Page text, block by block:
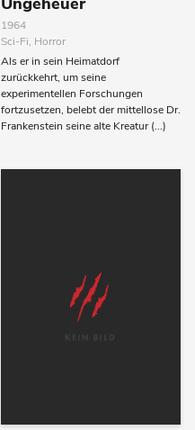
1964
Sci-Fi, Horror
Als er in sein Heimatdorf
zurückkehrt, um seine
experimentellen Forschungen
fortzusetzen, belebt der mittellose Dr.
Frankenstein seine alte Kreatur (...)